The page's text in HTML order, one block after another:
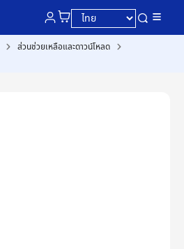
ส่วนช่วยเหลือและดาวน์โหลด